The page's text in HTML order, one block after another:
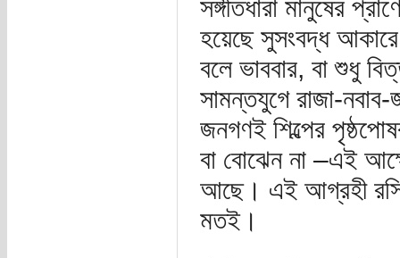
সঙ্গীতধারা মানুষের
হয়েছে সুসংবদ্ধ
বলে ভাববার, বা শুধু
সামন্তযুগে রাজা-নবাব-
জনগণই শিল্পের
বা বোঝেন না –এই
আছে। এই আগ্রহী রসিক
মতই।